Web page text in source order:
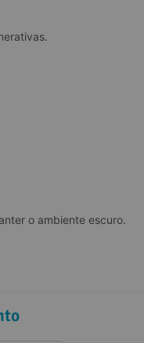
o ambiente escuro.